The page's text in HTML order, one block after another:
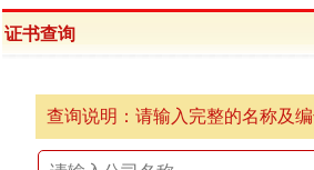
证书查询
查询说明：请输入完整的名称及